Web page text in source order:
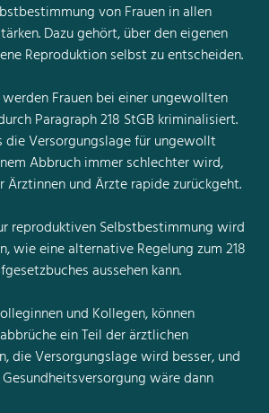
von Frauen in allen
Dazu gehört, über den eigenen
Reproduktion selbst zu entscheiden.
Frauen bei einer ungewollten
Paragraph 218 StGB kriminalisiert.
die Versorgungslage für ungewollt
Abbruch immer schlechter wird,
und Ärzte rapide zurückgeht.
reproduktiven Selbstbestimmung wird
wie eine alternative Regelung zum 218
aussehen kann.
und Kollegen, können
ein Teil der ärztlichen
die Versorgungslage wird besser, und
wäre dann